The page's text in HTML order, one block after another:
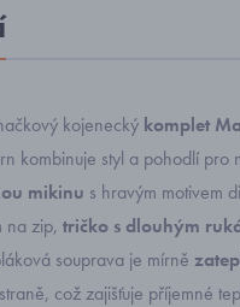
kojenecký komplet
kombinuje styl a pohodlí pro
mikinu s hravým motivem
na zip, tričko s dlouhým
souprava je mírně
což zajišťuje příjemné